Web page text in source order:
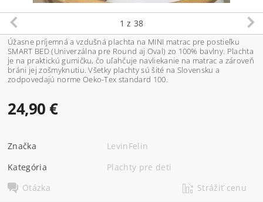
1 z 38
Úžasne príjemná a vzdušná plachta na MINI matrac pre postieľku
SMART BED (Univerzálna pre Round aj Oval) zo 100% bavlny. Plachta
je na praktickú gumičku, čo uľahčuje navliekanie na matrac a zároveň
bráni jej zošmyknutiu. Všetky plachty sú šité na Slovensku a
zodpovedajú norme Oeko-Tex standard 100.
24,90 €
Značka
LevinFelin
Kategória
Plachty pre deti
Otázka
Strážiť cenu